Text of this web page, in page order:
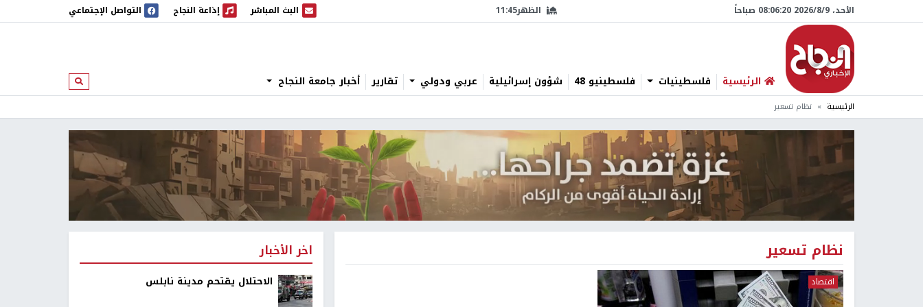
الأحد، 9/‏8/‏2026 08:06:20 صباحاً الظهر11:45 البث المباشر
البث المباشر إذاعة النجاح
إذاعة النجاح التواصل الإجتماعي
الرئيسية فلسطينيات فلسطينيو 48 شؤون إسرائيلية عربي ودولي تقارير أخبار جامعة النجاح ابحث
الرئيسية نظام تسعير
نظام تسعير
اقتصاد
اخر الأخبار
الاحتلال يقتحم مدينة نابلس